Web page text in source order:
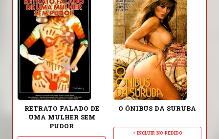
RETRATO FALADO DE
UMA MULHER SEM
PUDOR
O ÔNIBUS DA SURUBA
+ INCLUIR NO PEDIDO